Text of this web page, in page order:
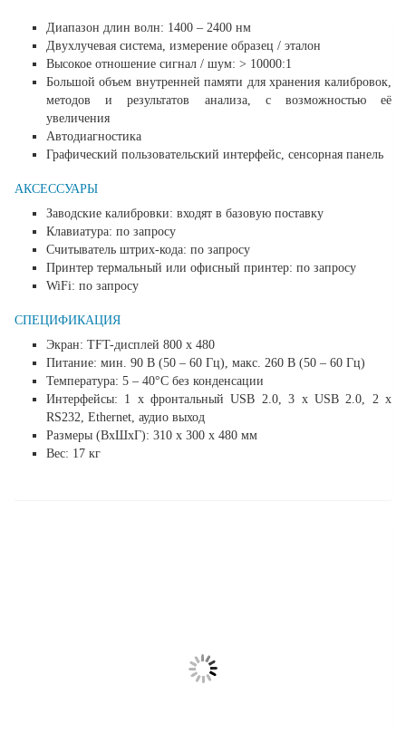
Диапазон длин волн: 1400 – 2400 нм
Двухлучевая система, измерение образец / эталон
Высокое отношение сигнал / шум: > 10000:1
Большой объем внутренней памяти для хранения калибровок,
методов и результатов анализа, с возможностью её
увеличения
Автодиагностика
Графический пользовательский интерфейс, сенсорная панель
АКСЕССУАРЫ
Заводские калибровки: входят в базовую поставку
Клавиатура: по запросу
Считыватель штрих-кода: по запросу
Принтер термальный или офисный принтер: по запросу
WiFi: по запросу
СПЕЦИФИКАЦИЯ
Экран: TFT-дисплей 800 x 480
Питание: мин. 90 В (50 – 60 Гц), макс. 260 В (50 – 60 Гц)
Температура: 5 – 40°C без конденсации
Интерфейсы: 1 x фронтальный USB 2.0, 3 x USB 2.0, 2 x
RS232, Ethernet, аудио выход
Размеры (ВхШхГ): 310 х 300 х 480 мм
Вес: 17 кг